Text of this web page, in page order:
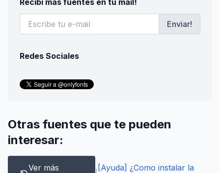
Recibi mas fuentes en tu mail!
Enviar!
Redes Sociales
Otras fuentes que te pueden
interesar:
Ver más
[Ayuda] ¿Como instalar la